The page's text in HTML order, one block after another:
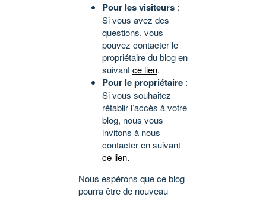
Pour les visiteurs :
Si vous avez des
questions, vous
pouvez contacter le
propriétaire du blog en
suivantce lien.
Pour le propriétaire :
Si vous souhaitez
rétablir l’accès à votre
blog, nous vous
invitons à nous
contacter en suivant
ce lien.
Nous espérons que ce blog
pourra être de nouveau